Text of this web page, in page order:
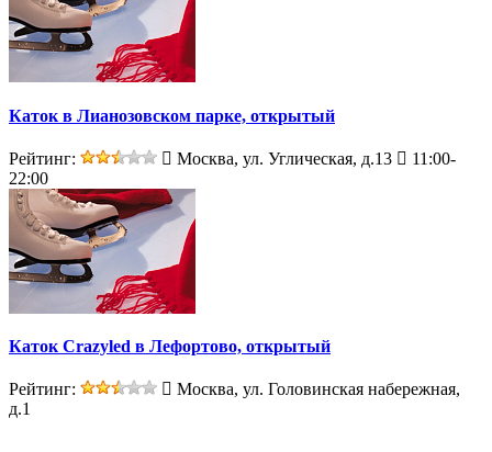
Каток в Лианозовском парке, открытый
Рейтинг: Москва, ул. Углическая, д.13
11:00-
22:00
Каток Crazyled в Лефортово, открытый
Рейтинг:
Москва, ул. Головинская набережная,
д.1